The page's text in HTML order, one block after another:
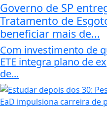
Governo de SP
Tratamento de
beneficiar mais de...
Com investimento de
ETE integra plano de
de...